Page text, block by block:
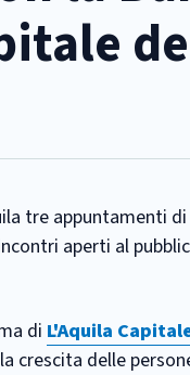
tre appuntamenti di
aperti al
di L'Aquila
crescita delle